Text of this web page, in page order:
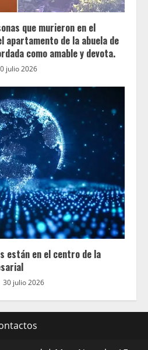
que murieron en el
apartamento de la abuela de
como amable y devota.
julio 2026
están en el centro de la
30 julio 2026